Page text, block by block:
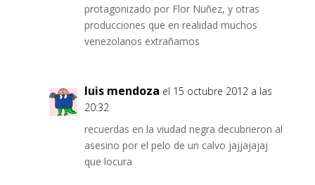
protagonizado por Flor Nuñez, y otras
producciones que en realidad muchos
venezolanos extrañamos
luis mendoza el 15 octubre 2012 a las
20:32
recuerdas en la viudad negra decubrieron al
asesino por el pelo de un calvo jajjajajaj
que locura